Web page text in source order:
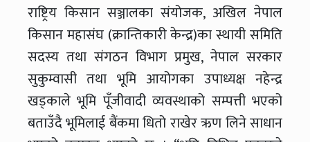
राष्ट्रिय किसान सञ्जालका संयोजक, अखिल नेपाल
किसान महासंघ (क्रान्तिकारी केन्द्र)का स्थायी समिति
सदस्य तथा संगठन विभाग प्रमुख, नेपाल सरकार
सुकुम्वासी तथा भूमि आयोगका उपाध्यक्ष नहेन्द्र
खड्काले भूमि पूँजीवादी व्यवस्थाको सम्पत्ती भएको
बताउँदै भूमिलाई बैंकमा धितो राखेर ऋण लिने साधान